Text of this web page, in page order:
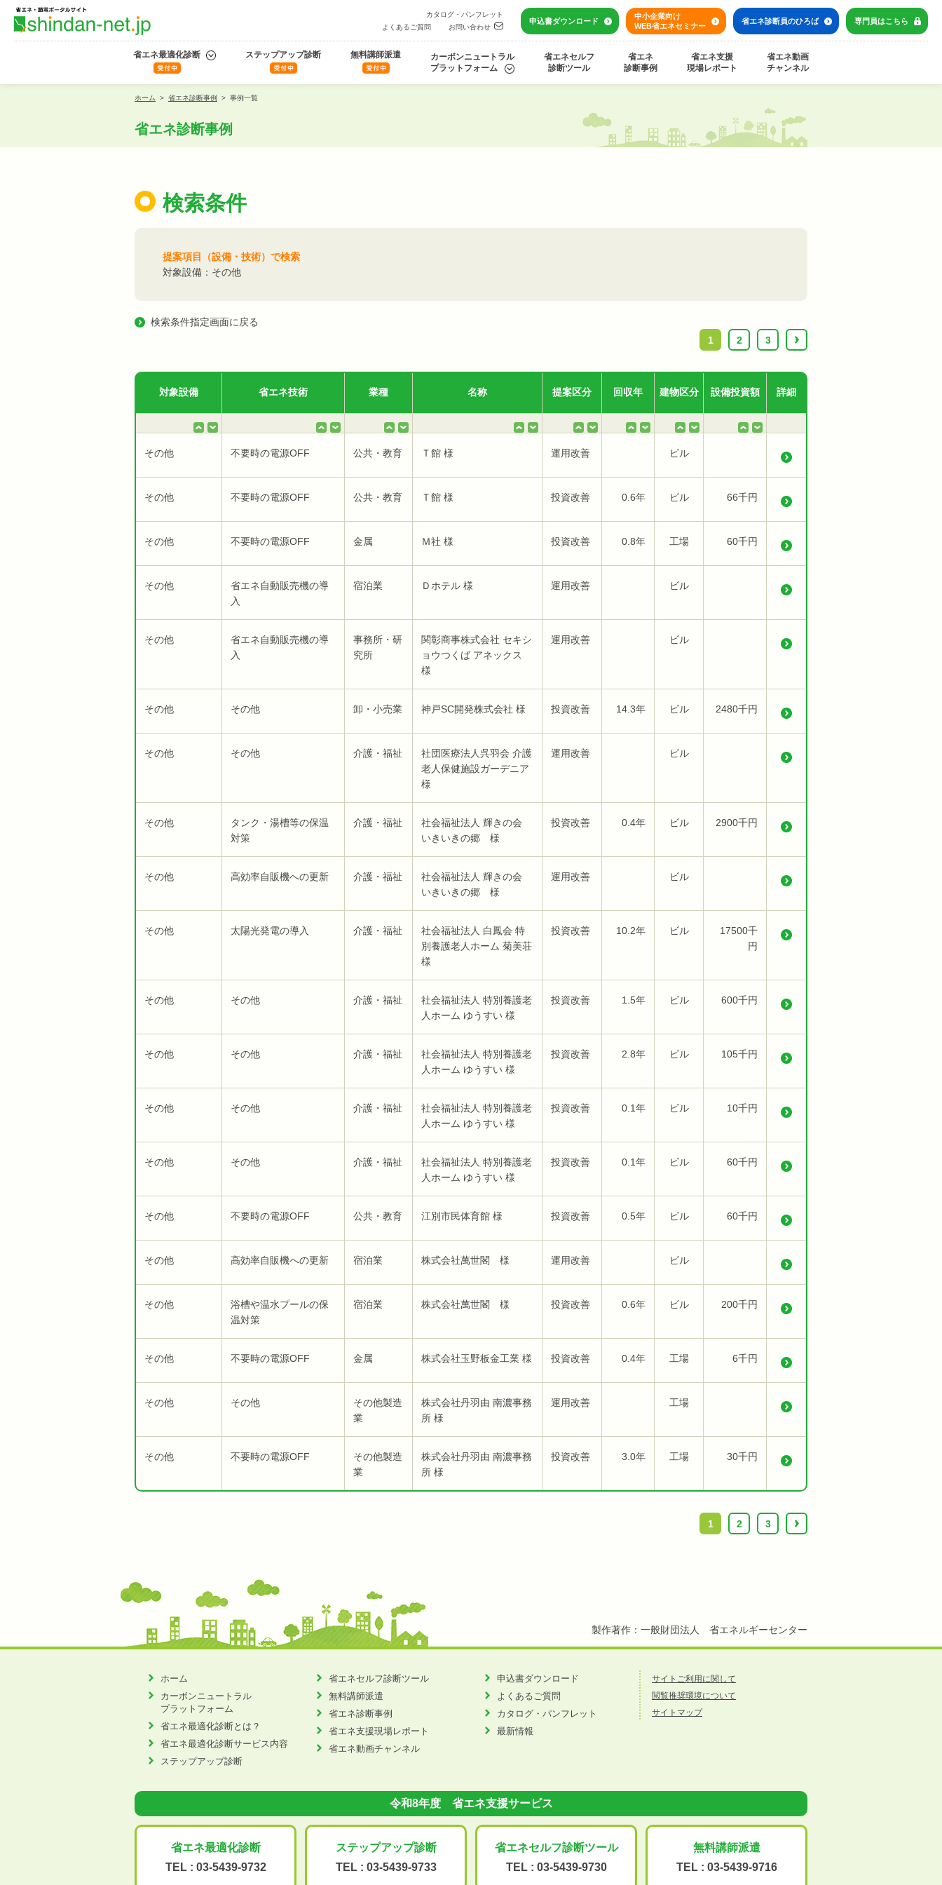
カタログ・パンフレット
よくあるご質問
お問い合わせ
申込書ダウンロード
中小企業向け
WEB省エネセミナー
省エネ診断員のひろば 専門員はこちら
省エネ最適化診断 ステップアップ診断 無料講師派遣
カーボンニュートラル
プラットフォーム
省エネセルフ
診断ツール
省エネ
診断事例
省エネ支援
現場レポート
省エネ動画
チャンネル
ホーム > 省エネ診断事例 > 事例一覧
省エネ診断事例
検索条件
提案項目（設備・技術）で検索
対象設備：その他
検索条件指定画面に戻る
1
2 3 ›
対象設備 省エネ技術 業種 名称 提案区分 回収年 建物区分 設備投資額 詳細
その他 不要時の電源OFF 公共・教育 Ｔ館 様 運用改善 ビル
その他 不要時の電源OFF 公共・教育 Ｔ館 様 投資改善 0.6年 ビル 66千円
その他 不要時の電源OFF 金属 Ｍ社 様 投資改善 0.8年 工場 60千円
その他
省エネ自動販売機の導
入
宿泊業 Ｄホテル 様 運用改善 ビル
その他
省エネ自動販売機の導
入
事務所・研
究所
関彰商事株式会社 セキシ
ョウつくば アネックス
様
運用改善 ビル
その他 その他 卸・小売業 神戸SC開発株式会社 様 投資改善 14.3年 ビル 2480千円
その他 その他 介護・福祉
社団医療法人呉羽会 介護
老人保健施設ガーデニア
様
運用改善 ビル
その他
タンク・湯槽等の保温
対策
介護・福祉
社会福祉法人 輝きの会
いきいきの郷 様
投資改善 0.4年 ビル 2900千円
その他 高効率自販機への更新 介護・福祉
社会福祉法人 輝きの会
いきいきの郷 様
運用改善 ビル
その他 太陽光発電の導入 介護・福祉
社会福祉法人 白鳳会 特
別養護老人ホーム 菊美荘
様
投資改善 10.2年 ビル
17500千
円
その他 その他 介護・福祉
社会福祉法人 特別養護老
人ホーム ゆうすい 様
投資改善 1.5年 ビル 600千円
その他 その他 介護・福祉
社会福祉法人 特別養護老
人ホーム ゆうすい 様
投資改善 2.8年 ビル 105千円
その他 その他 介護・福祉
社会福祉法人 特別養護老
人ホーム ゆうすい 様
投資改善 0.1年 ビル 10千円
その他 その他 介護・福祉
社会福祉法人 特別養護老
人ホーム ゆうすい 様
投資改善 0.1年 ビル 60千円
その他 不要時の電源OFF 公共・教育 江別市民体育館 様 投資改善 0.5年 ビル 60千円
その他 高効率自販機への更新 宿泊業 株式会社萬世閣 様 運用改善 ビル
その他
浴槽や温水プールの保
温対策
宿泊業 株式会社萬世閣 様 投資改善 0.6年 ビル 200千円
その他 不要時の電源OFF 金属 株式会社玉野板金工業 様 投資改善 0.4年 工場 6千円
その他 その他
その他製造
業
株式会社丹羽由 南濃事務
所 様
運用改善 工場
その他 不要時の電源OFF
その他製造
業
株式会社丹羽由 南濃事務
所 様
投資改善 3.0年 工場 30千円
1 2 3 ›
製作著作：一般財団法人 省エネルギーセンター
ホーム
カーボンニュートラル
プラットフォーム
省エネ最適化診断とは？
省エネ最適化診断サービス内容
ステップアップ診断
省エネセルフ診断ツール
無料講師派遣
省エネ診断事例
省エネ支援現場レポート
省エネ動画チャンネル
申込書ダウンロード
よくあるご質問
カタログ・パンフレット
最新情報
サイトご利用に関して
閲覧推奨環境について
サイトマップ
令和8年度 省エネ支援サービス
省エネ最適化診断
TEL : 03-5439-9732
ステップアップ診断
TEL : 03-5439-9733
省エネセルフ診断ツール
TEL : 03-5439-9730
無料講師派遣
TEL : 03-5439-9716